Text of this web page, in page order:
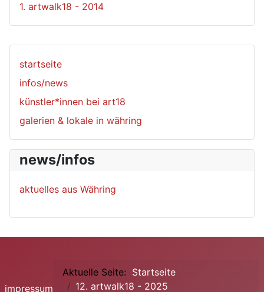
startseite
infos/news
künstler*innen bei art18
galerien & lokale in währing
news/infos
aktuelles aus Währing
1. artwalk18 - 2014
impressum
Aktuelle Seite: Startseite
12. artwalk18 - 2025